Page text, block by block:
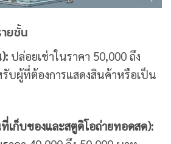
ยชั้น
ปล่อยเช่าในราคา 50,000 ถึง
บผู้ที่ต้องการแสดงสินค้าหรือเป็น
เก็บของและสตูดิโอถ่ายทอดสด):